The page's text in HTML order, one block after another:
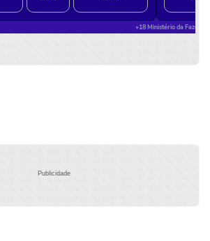
Publicidade